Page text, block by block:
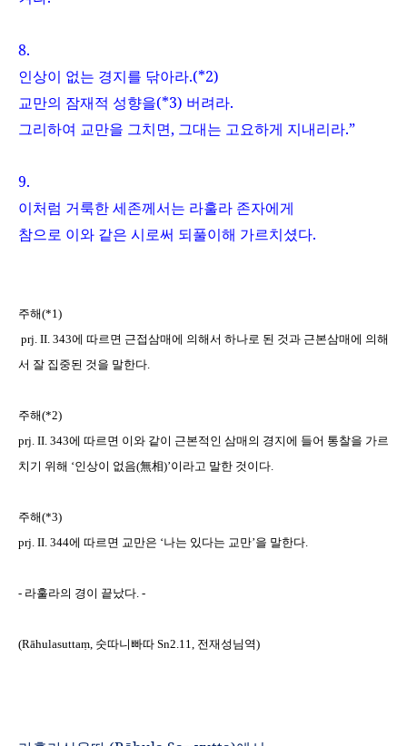
8.
인상이 없는 경지를 닦아라.(*2)
교만의 잠재적 성향을(*3) 버려라.
그리하여 교만을 그치면, 그대는 고요하게 지내리라.”
9.
이처럼 거룩한 세존께서는 라훌라 존자에게
참으로 이와 같은 시로써 되풀이해 가르치셨다.
주해(*1)
prj. II. 343에 따르면 근접삼매에 의해서 하나로 된 것과 근본삼매에 의해
서 잘 집중된 것을 말한다.
주해(*2)
prj. II. 343에 따르면 이와 같이 근본적인 삼매의 경지에 들어 통찰을 가르
치기 위해 ‘인상이 없음(無相)’이라고 말한 것이다.
주해(*3)
prj. II. 344에 따르면 교만은 ‘나는 있다는 교만’을 말한다.
- 라훌라의 경이 끝났다. -
(Rāhulasuttaṃ, 숫따니빠따 Sn2.11, 전재성님역)